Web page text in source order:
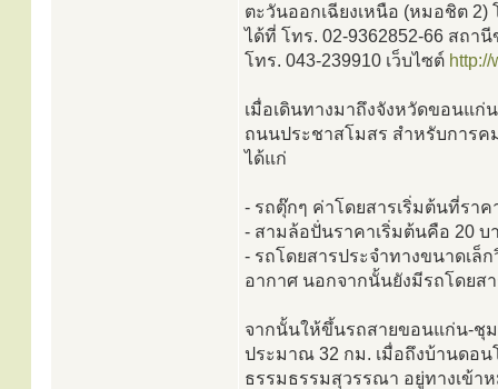
ตะวันออกเฉียงเหนือ (หมอชิต 2)
ได้ที่ โทร. 02-9362852-66 สถา
โทร. 043-239910 เว็บไซต์ http://
เมื่อเดินทางมาถึงจังหวัดขอนแก่
ถนนประชาสโมสร สำหรับการค
ได้แก่
- รถตุ๊กๆ ค่าโดยสารเริ่มต้นที่ราค
- สามล้อปั่นราคาเริ่มต้นคือ 20 บ
- รถโดยสารประจำทางขนาดเล็
อากาศ นอกจากนั้นยังมีรถโดยส
จากนั้นให้ขึ้นรถสายขอนแก่น-ชุม
ประมาณ 32 กม. เมื่อถึงบ้านดอ
ธรรมธรรมสุวรรณา อยู่ทางเข้า